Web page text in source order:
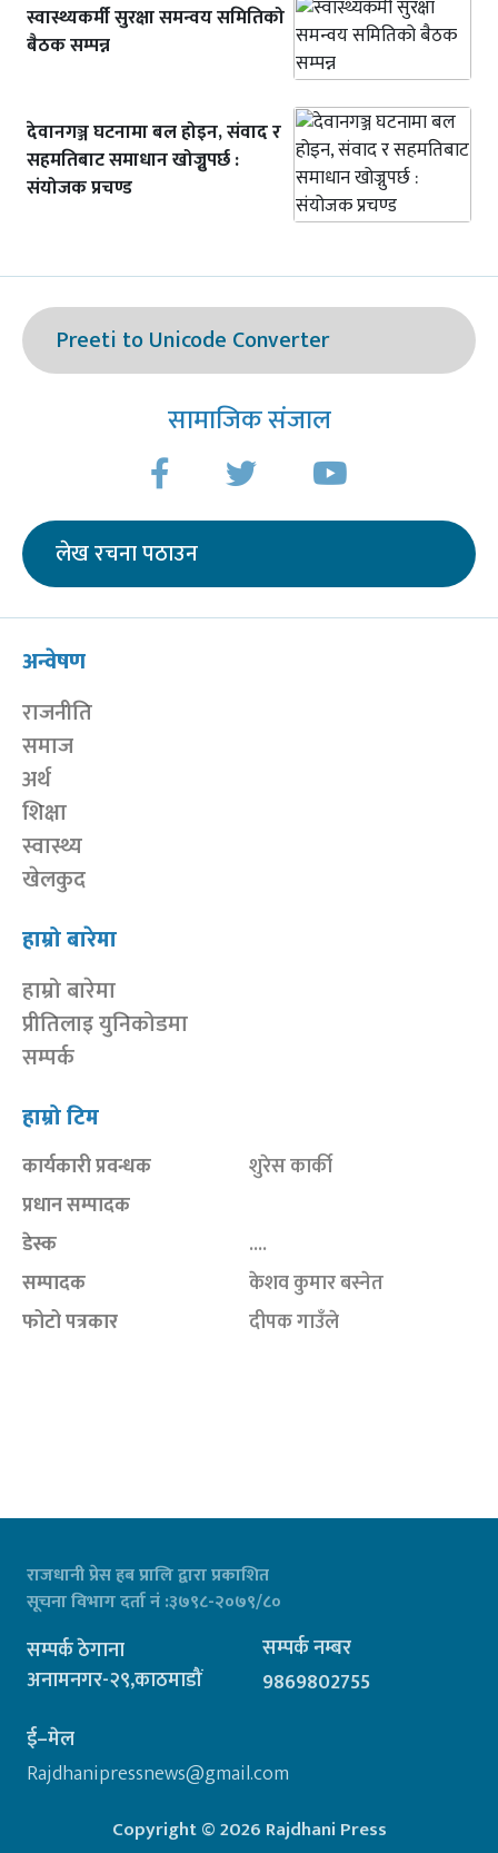
स्वास्थ्यकर्मी सुरक्षा समन्वय समितिको
बैठक सम्पन्न
देवानगञ्ज घटनामा बल होइन, संवाद र
सहमतिबाट समाधान खोज्नुपर्छ :
संयोजक प्रचण्ड
Preeti to Unicode Converter
सामाजिक संजाल
लेख रचना पठाउन
अन्वेषण
राजनीति
समाज
अर्थ
शिक्षा
स्वास्थ्य
खेलकुद
हाम्रो बारेमा
हाम्रो बारेमा
प्रीतिलाइ युनिकोडमा
सम्पर्क
हाम्रो टिम
कार्यकारी प्रवन्धक
शुरेस कार्की
प्रधान सम्पादक
डेस्क
....
सम्पादक
केशव कुमार बस्नेत
फोटो पत्रकार
दीपक गाउँले
राजधानी प्रेस हब प्रालि द्वारा प्रकाशित
सूचना विभाग दर्ता नं :३७९८-२०७९/८०
सम्पर्क ठेगाना
अनामनगर-२९,काठमाडौं
सम्पर्क नम्बर
9869802755
ई–मेल
Rajdhanipressnews@gmail.com
Copyright © 2026 Rajdhani Press